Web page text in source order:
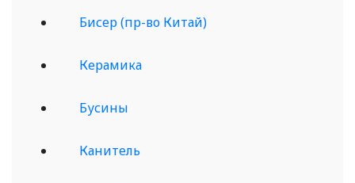
Бисер (пр-во Китай)
Керамика
Бусины
Канитель